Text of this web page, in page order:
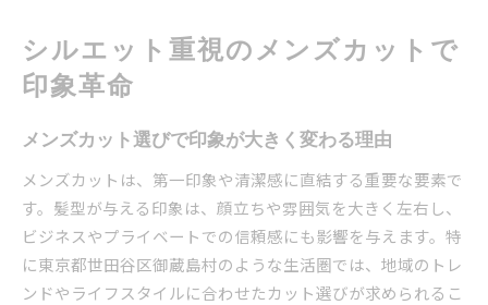
世田谷区で叶える理想のメンズカット像
世田谷区で人気のメンズカット傾向を解説
骨格や髪質に合うメンズカット提案の秘密
口コミで話題のメンズカット体験談を紹介
世田谷区のメンズ美容院が選ばれる理由
渋谷や三軒茶屋にも負けない上質メンズカットの探
し方
メンズカット上手い美容室の見極めポイント
シルエット重視のメンズカットで
印象革命
メンズカット選びで印象が大きく変わる理由
メンズカットは、第一印象や清潔感に直結する重要な要素で
す。髪型が与える印象は、顔立ちや雰囲気を大きく左右し、
ビジネスやプライベートでの信頼感にも影響を与えます。特
に東京都世田谷区御蔵島村のような生活圏では、地域のトレ
ンドやライフスタイルに合わせたカット選びが求められるこ